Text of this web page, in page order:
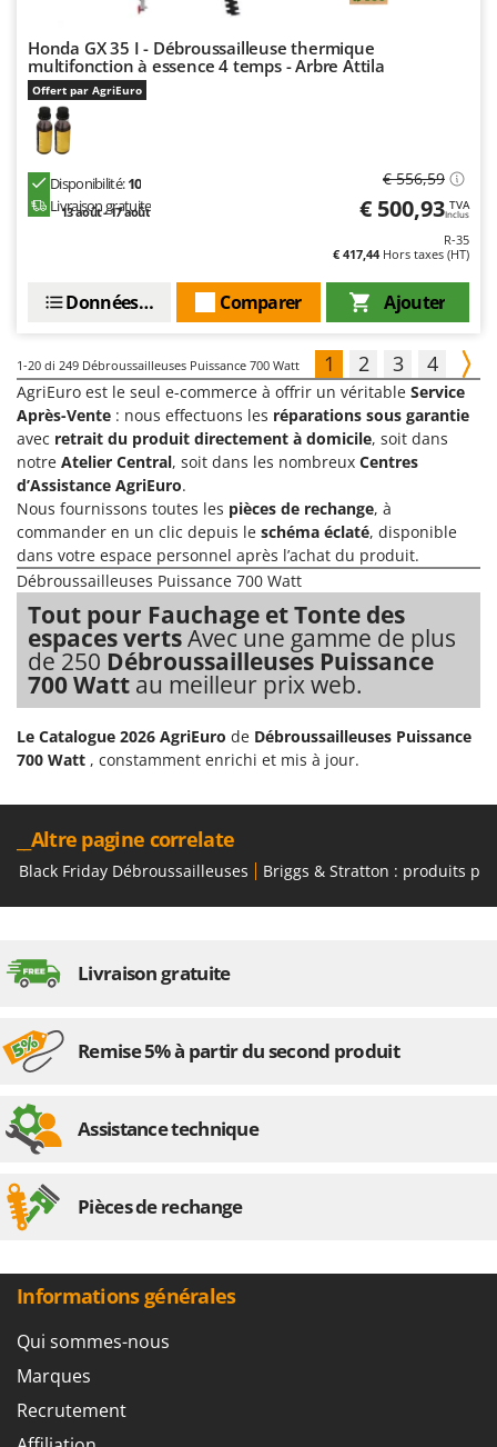
Honda GX 35 I - Débroussailleuse thermique
multifonction à essence 4 temps - Arbre Attila
Offert par AgriEuro
Disponibilité:10
Livraison gratuite
13 août - 17 août
€ 556,59
€ 500,93 TVA
Inclus
R-35
€ 417,44Hors taxes (HT)
Ajouter
Comparer
Données techniques
1-20 di 249 Débroussailleuses Puissance 700 Watt 1 2 3 4
AgriEuro est le seul e-commerce à offrir un véritable Service
Après-Vente : nous effectuons les réparations sous garantie
avec retrait du produit directement à domicile, soit dans
notre Atelier Central, soit dans les nombreux Centres
d’Assistance AgriEuro.
Nous fournissons toutes les pièces de rechange, à
commander en un clic depuis le schéma éclaté, disponible
dans votre espace personnel après l’achat du produit.
Débroussailleuses Puissance 700 Watt
Tout pour Fauchage et Tonte des
espaces vertsAvec une gamme de plus
de 250 Débroussailleuses Puissance
700 Watt au meilleur prix web.
Le Catalogue 2026 AgriEuro de Débroussailleuses Puissance
700 Watt , constamment enrichi et mis à jour.
__Altre pagine correlate
Black Friday Débroussailleuses Briggs & Stratton : produits
Livraison gratuite
Remise 5% à partir du second produit
Assistance technique
Pièces de rechange
Informations générales
Qui sommes-nous
Marques
Recrutement